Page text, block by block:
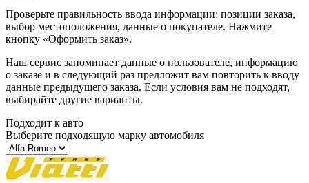
Проверьте правильность ввода информации: позиции заказа,
выбор местоположения, данные о покупателе. Нажмите
кнопку «Оформить заказ».
Наш сервис запоминает данные о пользователе, информацию
о заказе и в следующий раз предложит вам повторить к вводу
данные предыдущего заказа. Если условия вам не подходят,
выбирайте другие варианты.
Подходит к авто
Выберите подходящую марку автомобиля